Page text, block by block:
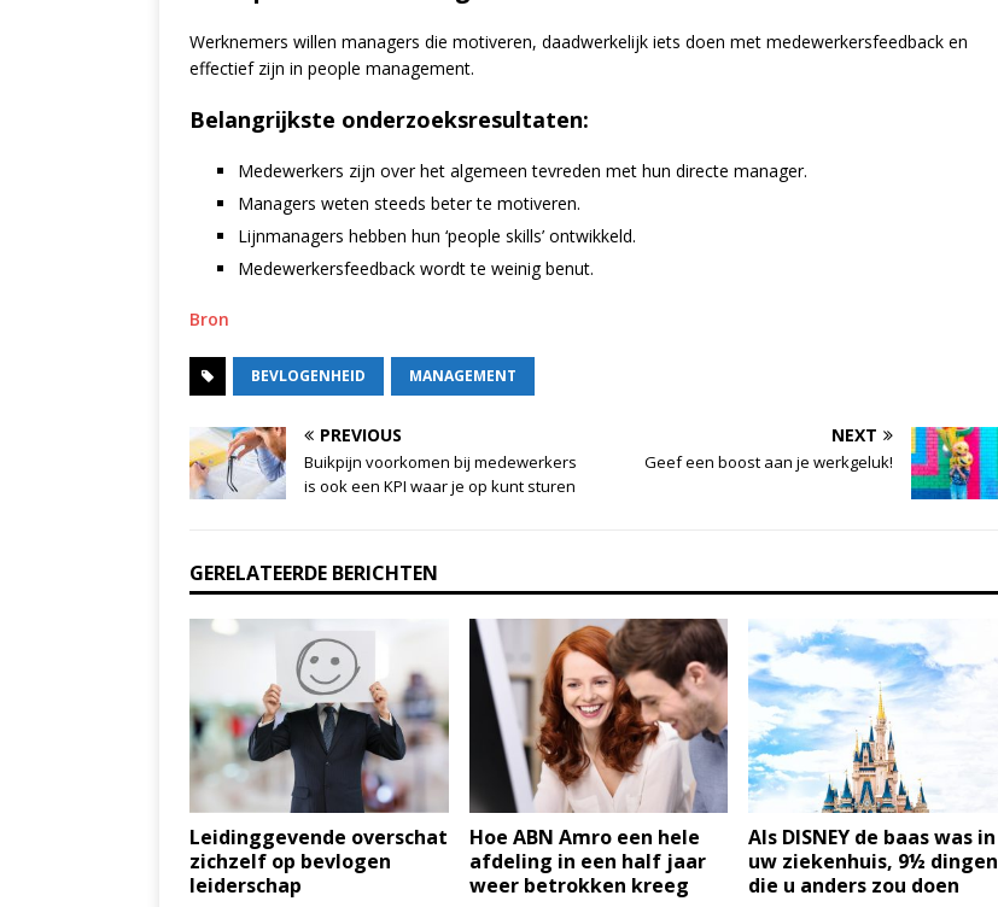
Werknemers willen managers die motiveren, daadwerkelijk iets doen met medewerkersfeedback en
effectief zijn in people management.
Belangrijkste onderzoeksresultaten:
Medewerkers zijn over het algemeen tevreden met hun directe manager.
Managers weten steeds beter te motiveren.
Lijnmanagers hebben hun ‘people skills’ ontwikkeld.
Medewerkersfeedback wordt te weinig benut.
Bron
BEVLOGENHEID MANAGEMENT
PREVIOUS
Buikpijn voorkomen bij medewerkers
is ook een KPI waar je op kunt sturen
NEXT
Geef een boost aan je werkgeluk!
GERELATEERDE BERICHTEN
Leidinggevende overschat
zichzelf op bevlogen
leiderschap
Hoe ABN Amro een hele
afdeling in een half jaar
weer betrokken kreeg
Als DISNEY de baas was in
uw ziekenhuis, 9½ dingen
die u anders zou doen